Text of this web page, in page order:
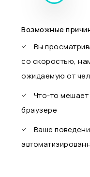
Возможные
Вы
со скоростью,
ожидаемую от
Что-то
браузере
Ваше